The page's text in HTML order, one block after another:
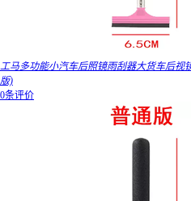
工马多功能小汽车后照镜雨刮器大货车后视
版)
0条评价